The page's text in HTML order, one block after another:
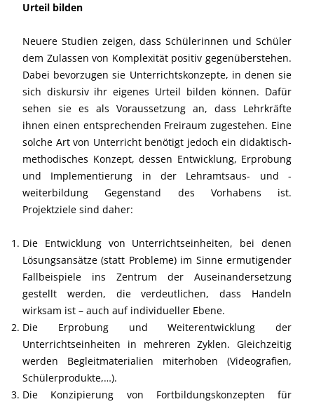
Urteil bilden
Neuere Studien zeigen, dass Schülerinnen und Schüler
dem Zulassen von Komplexität positiv gegenüberstehen.
Dabei bevorzugen sie Unterrichtskonzepte, in denen sie
sich diskursiv ihr eigenes Urteil bilden können. Dafür
sehen sie es als Voraussetzung an, dass Lehrkräfte
ihnen einen entsprechenden Freiraum zugestehen. Eine
solche Art von Unterricht benötigt jedoch ein didaktisch‐
methodisches Konzept, dessen Entwicklung, Erprobung
und Implementierung in der Lehramtsaus- und -
weiterbildung Gegenstand des Vorhabens ist.
Projektziele sind daher:
Die Entwicklung von Unterrichtseinheiten, bei denen
Lösungsansätze (statt Probleme) im Sinne ermutigender
Fallbeispiele ins Zentrum der Auseinandersetzung
gestellt werden, die verdeutlichen, dass Handeln
wirksam ist – auch auf individueller Ebene.
Die Erprobung und Weiterentwicklung der
Unterrichtseinheiten in mehreren Zyklen. Gleichzeitig
werden Begleitmaterialien miterhoben (Videografien,
Schülerprodukte,…).
Die Konzipierung von Fortbildungskonzepten für